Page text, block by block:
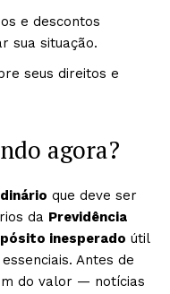
e descontos
sua situação.
seus direitos e
agora?
que deve ser
da Previdência
inesperado útil
Antes de
do valor — notícias